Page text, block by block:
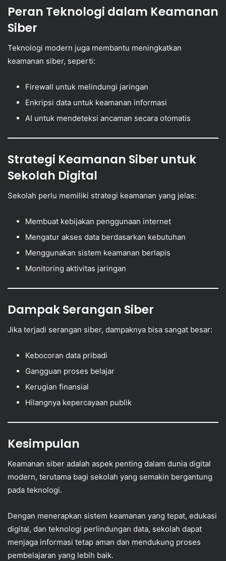
Peran Teknologi dalam Keamanan
Siber
Teknologi modern juga membantu meningkatkan
keamanan siber, seperti:
Firewall untuk melindungi jaringan
Enkripsi data untuk keamanan informasi
AI untuk mendeteksi ancaman secara otomatis
Strategi Keamanan Siber untuk
Sekolah Digital
Sekolah perlu memiliki strategi keamanan yang jelas:
Membuat kebijakan penggunaan internet
Mengatur akses data berdasarkan kebutuhan
Menggunakan sistem keamanan berlapis
Monitoring aktivitas jaringan
Dampak Serangan Siber
Jika terjadi serangan siber, dampaknya bisa sangat besar:
Kebocoran data pribadi
Gangguan proses belajar
Kerugian finansial
Hilangnya kepercayaan publik
Kesimpulan
Keamanan siber adalah aspek penting dalam dunia digital
modern, terutama bagi sekolah yang semakin bergantung
pada teknologi.
Dengan menerapkan sistem keamanan yang tepat, edukasi
digital, dan teknologi perlindungan data, sekolah dapat
menjaga informasi tetap aman dan mendukung proses
pembelajaran yang lebih baik.